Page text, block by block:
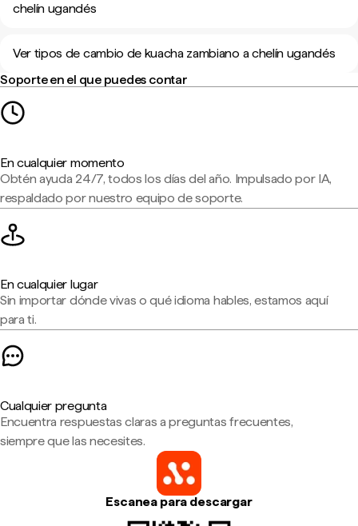
chelín ugandés
Ver tipos de cambio de kuacha zambiano a chelín ugandés
Soporte en el que puedes contar
En cualquier momento
Obtén ayuda 24/7, todos los días del año. Impulsado por IA,
respaldado por nuestro equipo de soporte.
En cualquier lugar
Sin importar dónde vivas o qué idioma hables, estamos aquí
para ti.
Cualquier pregunta
Encuentra respuestas claras a preguntas frecuentes,
siempre que las necesites.
Escanea para descargar